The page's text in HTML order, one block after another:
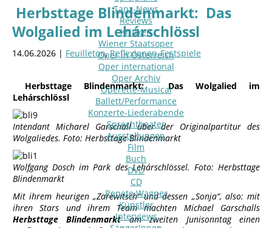
Tanz-News
Reviews
Kritiken
Wiener Staatsoper
Oper in Österreich
Oper international
Oper Archiv
Operette-Musical
Ballett/Performance
Konzerte-Liederabende
Sprechtheater
Ausstellungen
Film
Buch
DVD
CD
Renate Wagner
Künstler
Interviews
Herbsttage Blindenmarkt: Das
Wolgalied im Lehárschlössl
14.06.2026 | Feuilleton,Reflexionen-Festspiele
Herbsttage Blindenmarkt:Das Wolgalied im
Lehárschlössl
Intendant Micharel Garschall über der Originalpartitur des
Wolgaliedes. Foto: Herbsttage Blindenmarkt
Wolfgang Dosch im Park des Lehárschlössel. Foto: Herbsttage
Blindenmarkt
Mit ihrem heurigen „Zarewitsch“ und dessen „Sonja“, also: mit
ihren Stars und ihrem Team machten Michael Garschalls
Herbsttage Blindenmarktam zweiten Junisonntag einen